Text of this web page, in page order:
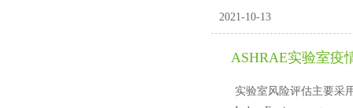
2021-10-13
ASHRAE实验室疫
实验室风险评估主要采